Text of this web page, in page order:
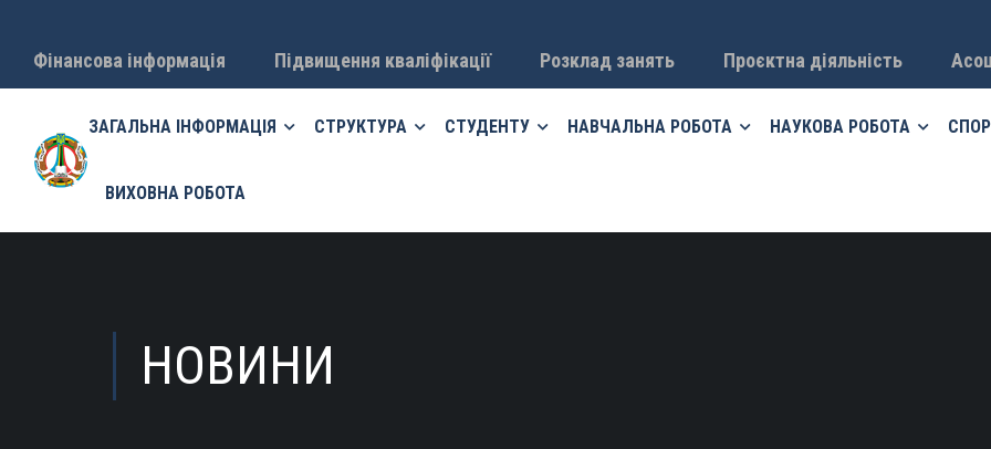
Фінансова інформація Підвищення кваліфікації Розклад занять Проєктна діяльність
ЗАГАЛЬНА ІНФОРМАЦІЯ СТРУКТУРА СТУДЕНТУ НАВЧАЛЬНА РОБОТА НАУКОВА РОБОТА
ВИХОВНА РОБОТА
НОВИНИ